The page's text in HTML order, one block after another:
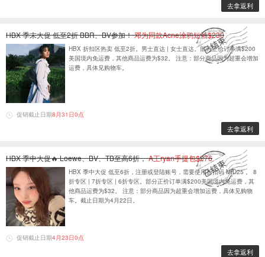
去拿返利
HBX 季末大促 低至2折 BBR、BV参加！邓为同款Acne涂鸦短袖$230
HBX 折扣区热卖 低至2折。男士直达 | 女士直达。部分正价订单满$200
美国境内免运费，其他商品运费为$32。 注意：部分商品因为超重会增加
运费，具体见购物车。
促销截止日期8月31日0点
去拿返利
HBX 季中大促🔥 Loewe、BV、TB至高6折，A王ryan手提包$276
HBX 季中大促 低至6折，注册或登陆账号，需要使用折扣码 MID25 。 8
折专区 | 7折专区 | 6折专区。部分正价订单满$200美国境内免运费，其
他商品运费为$32。 注意：部分商品因为超重会增加运费，具体见购物
车。截止日期为4月22日。
促销截止日期4月23日0点
去拿返利